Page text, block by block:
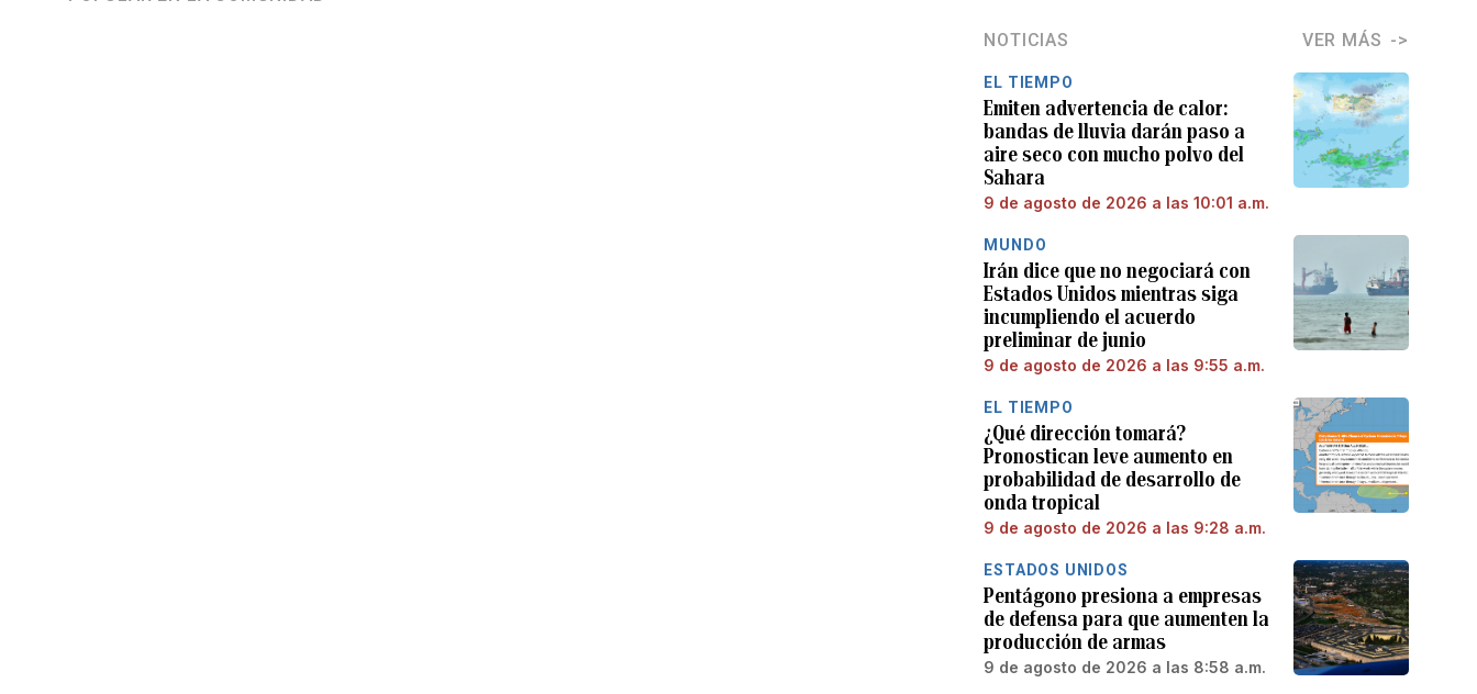
NOTICIAS VER MÁS
EL TIEMPO
Emiten advertencia de calor:
bandas de lluvia darán paso a
aire seco con mucho polvo del
Sahara
9 de agosto de 2026 a las 10:01 a.m.
MUNDO
Irán dice que no negociará con
Estados Unidos mientras siga
incumpliendo el acuerdo
preliminar de junio
9 de agosto de 2026 a las 9:55 a.m.
EL TIEMPO
¿Qué dirección tomará?
Pronostican leve aumento en
probabilidad de desarrollo de
onda tropical
9 de agosto de 2026 a las 9:28 a.m.
ESTADOS UNIDOS
Pentágono presiona a empresas
de defensa para que aumenten la
producción de armas
9 de agosto de 2026 a las 8:58 a.m.